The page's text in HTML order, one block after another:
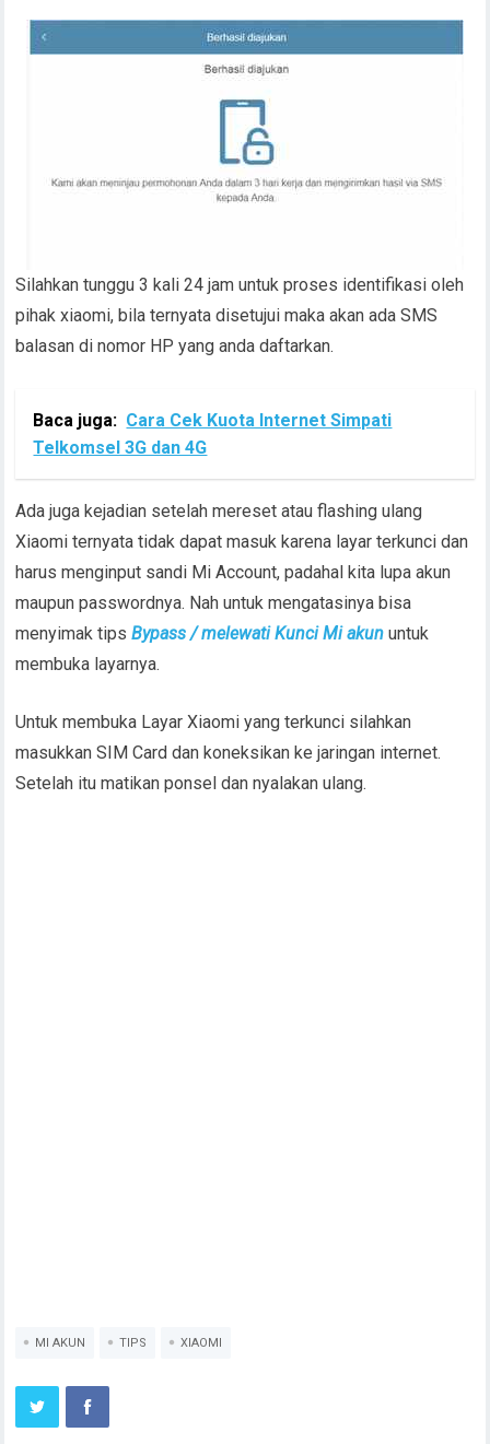
Silahkan tunggu 3 kali 24 jam untuk proses identifikasi oleh
pihak xiaomi, bila ternyata disetujui maka akan ada SMS
balasan di nomor HP yang anda daftarkan.
Baca juga: Cara Cek Kuota Internet Simpati
Telkomsel 3G dan 4G
Ada juga kejadian setelah mereset atau flashing ulang
Xiaomi ternyata tidak dapat masuk karena layar terkunci dan
harus menginput sandi Mi Account, padahal kita lupa akun
maupun passwordnya. Nah untuk mengatasinya bisa
menyimak tipsBypass / melewati Kunci Mi akun untuk
membuka layarnya.
Untuk membuka Layar Xiaomi yang terkunci silahkan
masukkan SIM Card dan koneksikan ke jaringan internet.
Setelah itu matikan ponsel dan nyalakan ulang.
MI AKUN TIPS XIAOMI